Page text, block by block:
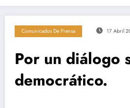
Comunicados De Prensa 17 Abril
Por un diálogo
democrático.